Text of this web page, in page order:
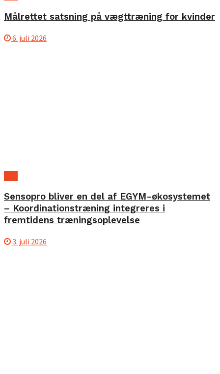
Målrettet satsning på vægttræning for kvinder
6. juli 2026
Sensopro bliver en del af EGYM-økosystemet
– Koordinationstræning integreres i
fremtidens træningsoplevelse
3. juli 2026